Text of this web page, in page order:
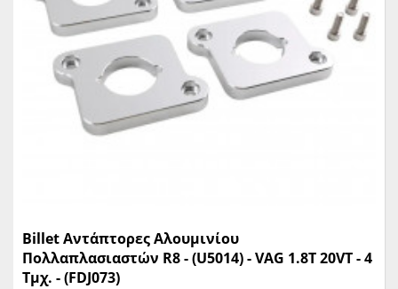
Billet Αντάπτορες Αλουμινίου
Πολλαπλασιαστών R8 - (U5014) - VAG 1.8T 20VT - 4
Τμχ. - (FDJ073)